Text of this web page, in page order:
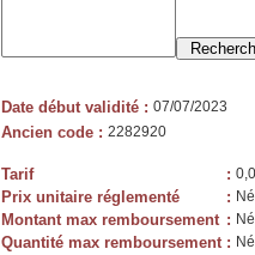
Date début validité : 07/07/2023
Ancien code : 2282920
Tarif :
Prix unitaire réglementé :
Montant max remboursement :
Quantité max remboursement :